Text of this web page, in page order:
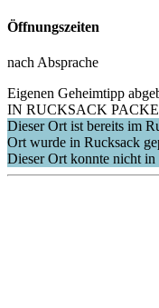
Öffnungszeiten
nach Absprache
Eigenen Geheimtipp
IN RUCKSACK
Dieser Ort ist bereits im
Ort wurde in Rucksack
Dieser Ort konnte nicht in